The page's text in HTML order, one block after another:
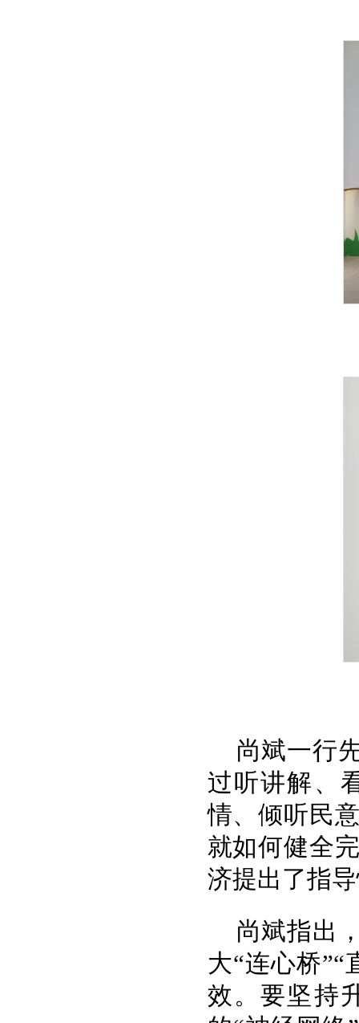
尚斌一行
过听讲解、
情、倾听民
就如何健全
济提出了指
尚斌指出
大“连心桥
效。要坚持